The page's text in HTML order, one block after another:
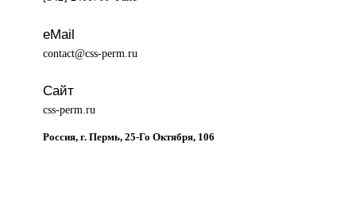
eMail
contact@css-perm.ru
Сайт
css-perm.ru
Россия, г. Пермь, 25-Го Октября, 106